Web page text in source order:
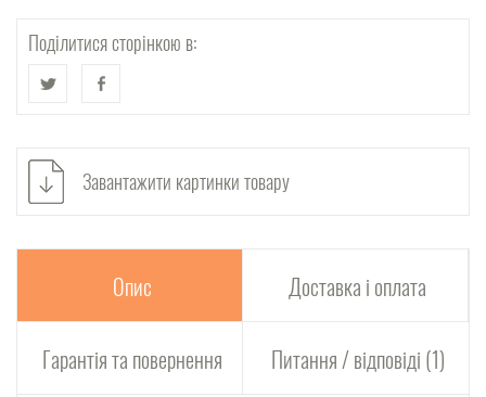
Поділитися сторінкою в:
Завантажити картинки товару
Опис Доставка і оплата
Гарантія та повернення Питання / відповіді (1)